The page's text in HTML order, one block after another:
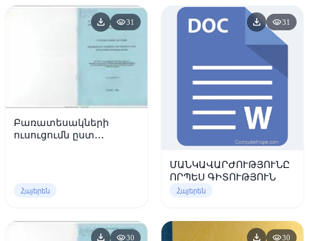
download visibility31
Բառատեսակների
ուսուցումն ըստ
Հայերեն
download visibility31
ՄԱՆԿԱՎԱՐԺՈՒԹՅՈՒՆԸ
ՈՐՊԵՍ ԳԻՏՈՒԹՅՈՒՆ
Հայերեն
download visibility30 download visibility30